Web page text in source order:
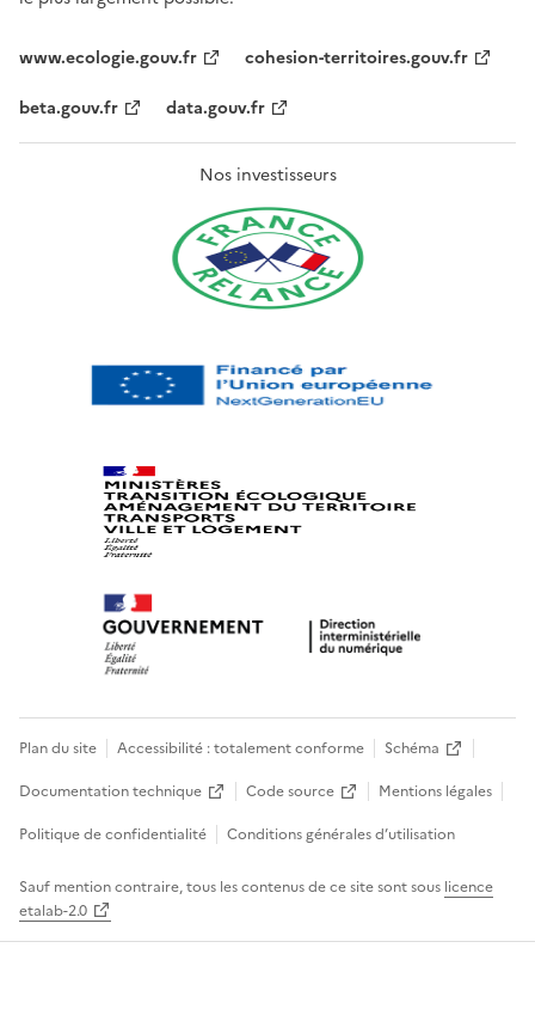
www.ecologie.gouv.fr
cohesion-territoires.gouv.fr
beta.gouv.fr
data.gouv.fr
Nos investisseurs
Plan du site Accessibilité : totalement conforme
Schéma
Documentation technique
Code source
Mentions légales
Politique de confidentialité
Conditions générales d’utilisation
Sauf mention contraire, tous les contenus de ce site sont sous licence
etalab-2.0